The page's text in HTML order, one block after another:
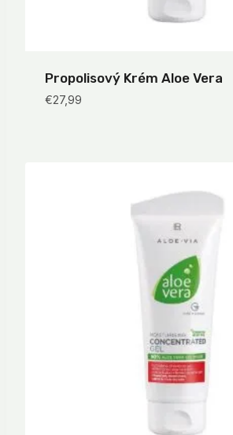
Propolisový Krém Aloe Vera
€27,99